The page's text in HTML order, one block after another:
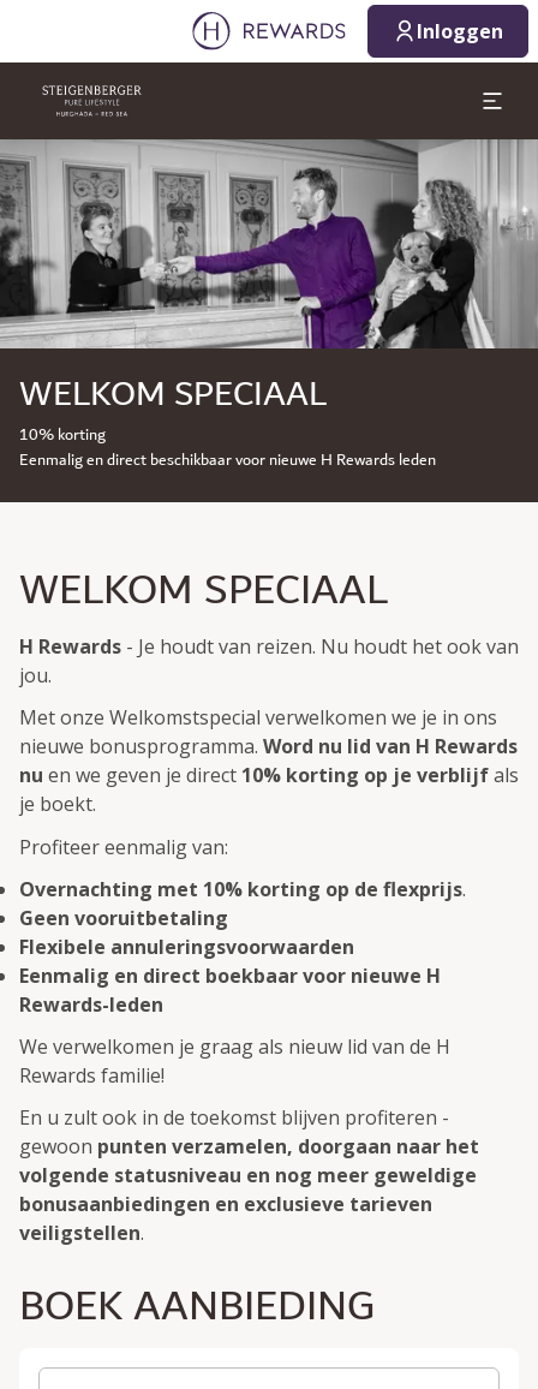
Inloggen
Dia 1 van 1
WELKOM SPECIAAL
10% korting
Eenmalig en direct beschikbaar voor nieuwe H Rewards leden
WELKOM SPECIAAL
H Rewards - Je houdt van reizen. Nu houdt het ook van
jou.
Met onze Welkomstspecial verwelkomen we je in ons
nieuwe bonusprogramma. Word nu lid van H Rewards
nu en we geven je direct 10% korting op je verblijfals
je boekt.
Profiteer eenmalig van:
Overnachting met 10% korting op de flexprijs.
Geen vooruitbetaling
Flexibele annuleringsvoorwaarden
Eenmalig en direct boekbaar voor nieuwe H
Rewards-leden
We verwelkomen je graag als nieuw lid van de H
Rewards familie!
En u zult ook in de toekomst blijven profiteren -
gewoon punten verzamelen, doorgaan naar het
volgende statusniveau en nog meer geweldige
bonusaanbiedingen en exclusieve tarieven
veiligstellen.
BOEK AANBIEDING